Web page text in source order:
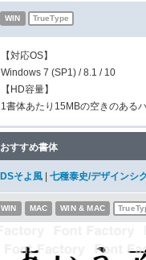
WIN TrueType
【対応OS】
Windows 7 (SP1) / 8.1 / 10
【HD容量】
1書体あたり15MBの空きのある
おすすめ書体
DSそよ風 七種泰史/デザインシ
WIN MAC WIN & MAC